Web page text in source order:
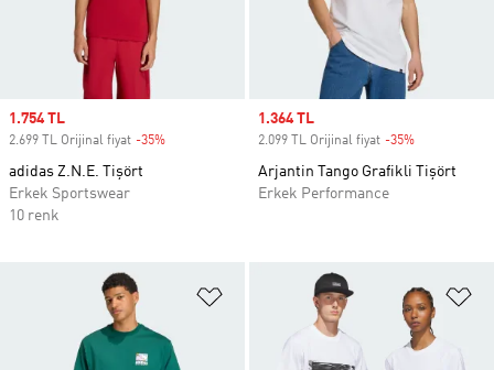
Sale price
1.754 TL
2.699 TL Orijinal fiyat -35%
adidas Z.N.E. Tişört
Erkek Sportswear
10 renk
Sale price
1.364 TL
2.099 TL Orijinal fiyat -35%
Arjantin Tango Grafikli Tişört
Erkek Performance
Favori Listesine Ekle